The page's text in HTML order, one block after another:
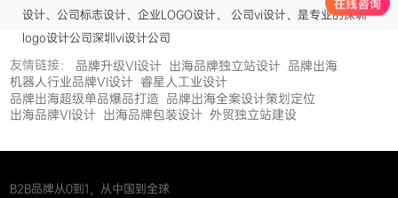
设计、公司标志设计、企业LOGO设计、 公司vi设计、是专业的深圳
logo设计公司深圳vi设计公司
友情链接： 品牌升级VI设计 出海品牌独立站设计 品牌出海
机器人行业品牌VI设计 睿星人工业设计
品牌出海超级单品爆品打造 品牌出海全案设计策划定位
出海品牌VI设计 出海品牌包装设计 外贸独立站建设
B2B品牌从0到1，从中国到全球